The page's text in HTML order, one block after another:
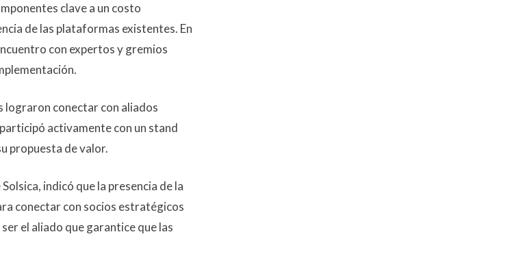
clave a un costo
de las plataformas existentes. En
con expertos y gremios
lograron conectar con aliados
activamente con un stand
propuesta de valor.
indicó que la presencia de la
conectar con socios estratégicos
el aliado que garantice que las